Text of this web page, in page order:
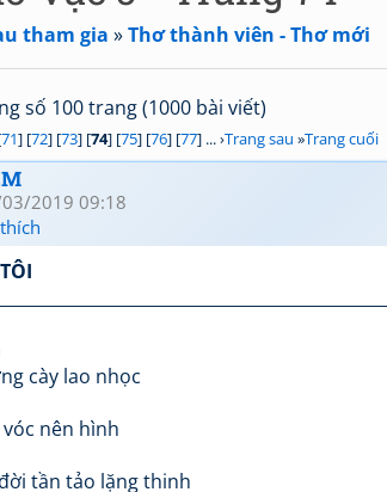
tham gia »Thơ thành viên - Thơ mới
số 100 trang (1000 bài viết)
71] [72] [73] [74] [75] [76] [77] ... ›Trang sau »Trang cuối
2019 09:18
cày lao nhọc
nên hình
tần tảo lặng thinh